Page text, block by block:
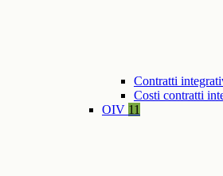
Contratti
Costi contratti
OIV 11